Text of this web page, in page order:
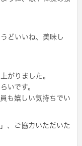
どいいね、美味し
がりました。
いです。
も嬉しい気持ちでい
、ご協力いただいた